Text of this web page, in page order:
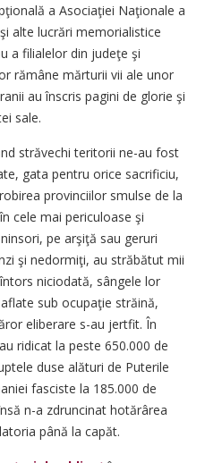
a Asociaţiei Naţionale a
alte lucrări memorialistice
a filialelor din judeţe şi
rămâne mărturii vii ale unor
au înscris pagini de glorie şi
sale.
străvechi teritorii ne-au fost
gata pentru orice sacrificiu,
provinciilor smulse de la
cele mai periculoase şi
pe arşiţă sau geruri
şi nedormiţi, au străbătut mii
niciodată, sângele lor
sub ocupaţie străină,
eliberare s-au jertfit. În
ridicat la peste 650.000 de
duse alături de Puterile
fasciste la 185.000 de
n-a zdruncinat hotărârea
până la capăt.